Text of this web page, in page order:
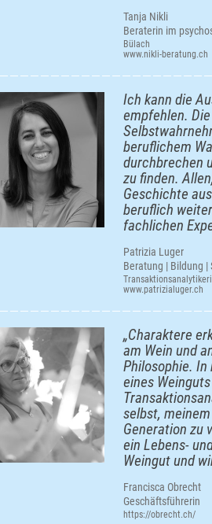
Tanja Nikli
Beraterin im
Bülach
www.nikli-beratung.ch
Ich kann die
empfehlen.
beruflichem
durchbrechen
zu finden.
Geschichte
beruflich
fachlichen
Patrizia Luger
Beratung | Bildung |
www.patrizialuger.ch
„Charaktere
am Wein und
Philosophie.
eines
selbst,
Generation zu
ein Lebens-
Weingut und
Francisca Obrecht
Geschäftsführerin
https://obrecht.ch/